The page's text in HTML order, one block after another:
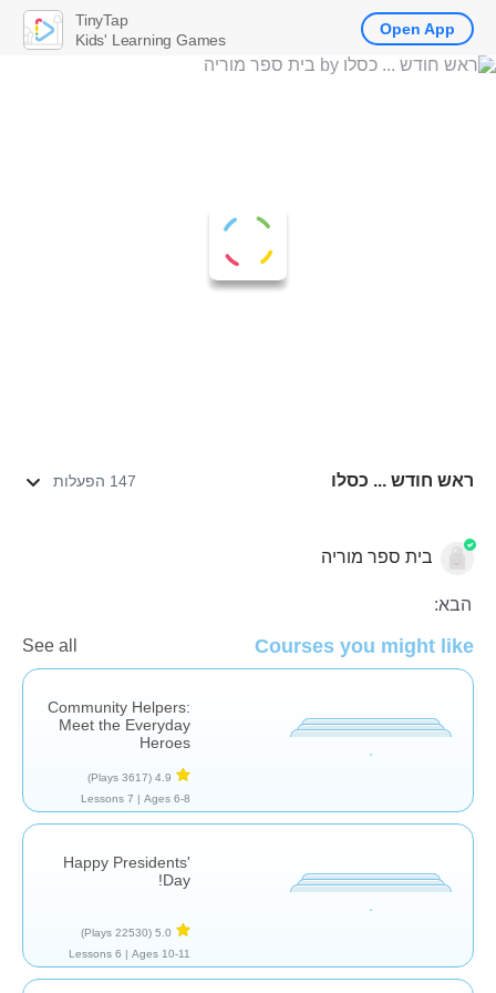
ראש חודש ... כסלו 147 הפעלות
מדעי החברה
בית ספר מוריה
הבא:
Courses you might like
See all
Community Helpers:
Meet the Everyday
Heroes
4.9
(3617 Plays)
Ages 6-8 |
7 Lessons
Happy Presidents'
Day!
5.0
(22530 Plays)
Ages 10-11 |
6 Lessons
TinyTap
Kids' Learning Games
Open App